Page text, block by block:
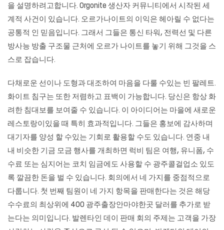
을 설명하려고합니다. Orgonite 생산자 커뮤니티에서 시작된 세
계적 사건이 있습니다. 오르가나이트의 이익은 헤아릴 수 없다는
공통적 인 믿음입니다. 그래서 그들은 통신 타워, 전력선 및 다른
방사능 방출 구조물 근처에 오르가 나이트를 놓기 위해 그것을 스
스로 잡습니다.
다채로운 선이나 도형과 대조하여 마음을 다룰 수있는 빈 팔레트.
화이트 침구는 또한 저렴하고 표백이 가능합니다. 당신은 항상 화
려한 침대보를 보여줄 수 있습니다. 이 아이디어는 마을에 새로운
레스토랑이있을 때 특히 효과적입니다. 그들은 홍보에 감사하며
대기자를 양성 할 수있는 기회로 활용할 수도 있습니다. 연중 내
내 비슷한 기금 모금 행사를 개최하면 럭비 팀은 여행, 유니폼, 수
수료 또는 심지어는 코치 임금에도 사용할 수 광주콜걸업소 있도
록 깔끔한 돈을 벌 수 있습니다. 회의에서 네 가지를 중점적으로
다룹니다. 첫 번째 팀원이 네 가지 항목을 판매한다는 것은 해당
수수료의 최상위에 400 광주출장안마야한곳 달러를 추가로 받
는다는 의미입니다. 발렌타인 데이 판매 회의 주제는 고객을 가장